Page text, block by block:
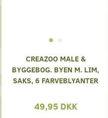
CREAZOO MALE &
BYGGEBOG. BYEN M. LIM,
SAKS, 6 FARVEBLYANTER
49,95 DKK